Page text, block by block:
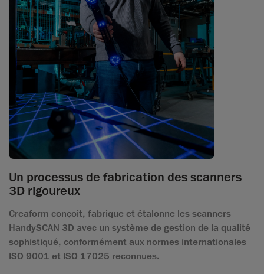
Un processus de fabrication des scanners
3D rigoureux
Creaform conçoit, fabrique et étalonne les scanners
HandySCAN 3D avec un système de gestion de la qualité
sophistiqué, conformément aux normes internationales
ISO 9001 et ISO 17025 reconnues.